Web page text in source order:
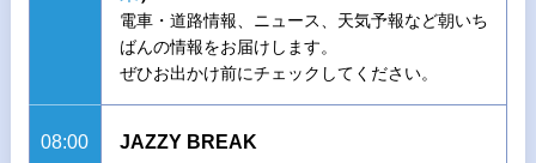
電車・道路情報、ニュース、天気予報など朝いち
ばんの情報をお届けします。
ぜひお出かけ前にチェックしてください。
08:00 JAZZY BREAK